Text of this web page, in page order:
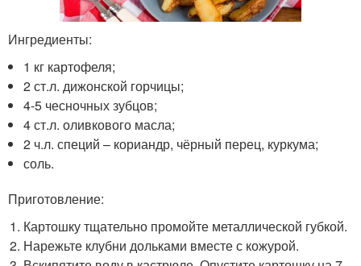
Ингредиенты:
1 кг картофеля;
2 ст.л. дижонской горчицы;
4-5 чесночных зубцов;
4 ст.л. оливкового масла;
2 ч.л. специй – кориандр, чёрный перец, куркума;
соль.
Приготовление:
Картошку тщательно промойте металлической губкой.
Нарежьте клубни дольками вместе с кожурой.